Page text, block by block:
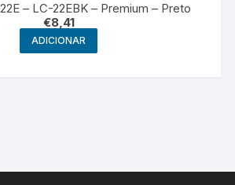
– LC-22EBK – Premium – Preto
€8,41
ADICIONAR